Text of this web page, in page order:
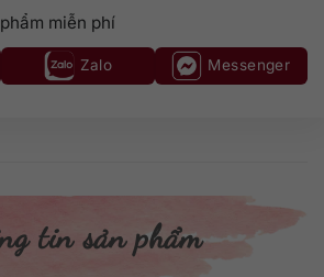
miễn phí
Zalo Messenger
tin sản phẩm